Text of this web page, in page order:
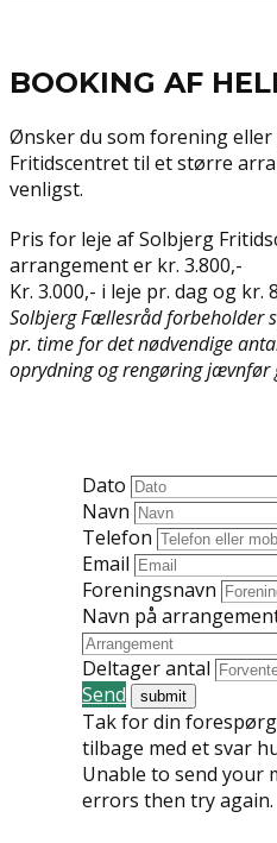
BOOKING AF
Ønsker du som forening
Fritidscentret til et større
venligst.
Pris for leje af Solbjerg
arrangement er kr. 3.800,-
Kr. 3.000,- i leje pr. dag og
Solbjerg Fællesråd forbeholder
pr. time for det nødvendige
oprydning og rengøring jævnfør
Dato
Navn
Telefon
Email
Foreningsnavn
Navn på
Deltager antal
Send
Tak for din
tilbage med et svar
Unable to send your
errors then try again.